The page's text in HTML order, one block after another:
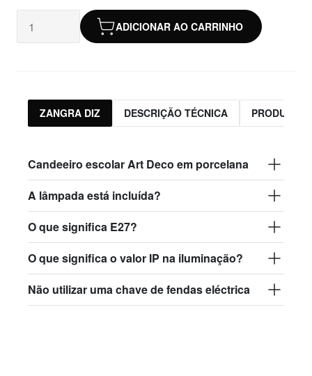
glass.L.006.bis - vidro fosco
123,00 €
disponível
131,00 €
123,00 €
ADICIONAR AO CARRINHO
ZANGRA DIZ DESCRIÇÃO TÉCNICA PRODUTOS
Candeeiro escolar Art Deco em porcelana
A lâmpada está incluída?
O que significa E27?
O que significa o valor IP na iluminação?
Não utilizar uma chave de fendas eléctrica